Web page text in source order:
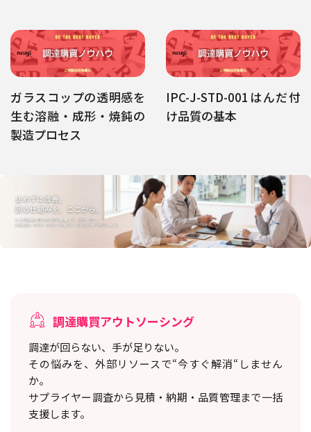
ガラスコップの透明感を
生む溶融・成形・焼鈍の
製造プロセス
IPC-J-STD-001はんだ付
け品質の基本
調達購買アウトソーシング
調達が回らない、手が足りない。
その悩みを、外部リソースで“今すぐ解消“しません
か。
サプライヤー調査から見積・納期・品質管理まで一括
支援します。